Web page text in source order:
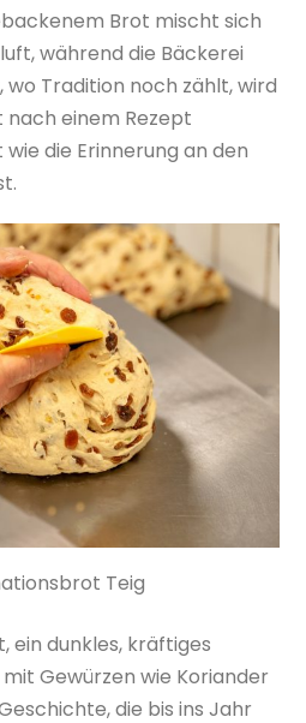
Brot mischt sich
während die Bäckerei
wo Tradition noch zählt, wird
einem Rezept
die Erinnerung an den
Teig
ein dunkles, kräftiges
Gewürzen wie Koriander
die bis ins Jahr